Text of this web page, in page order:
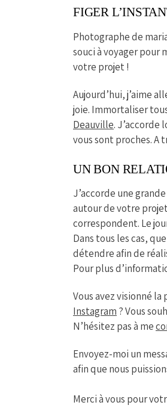
FIGER
Photographe de
souci à voyager pour
votre projet !
Aujourd’hui, j’aime
joie. Immortaliser
Deauville. J’accorde
vous sont proches. A
UN BON
J’accorde une
autour de votre
correspondent. Le
Dans tous les cas,
détendre afin de
Pour plus
Vous avez visionné
Instagram ? Vous
N’hésitez pas à me
Envoyez-moi un
afin que nous
Merci à vous pour